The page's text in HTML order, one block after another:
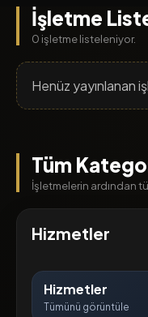
İşletme
0 işletme listeleniyor.
Henüz yayınlanan
Tüm
İşletmelerin ardından
Hizmetler
Hizmetler
Tümünü görüntüle